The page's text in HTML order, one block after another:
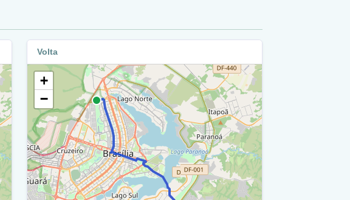
W3 Norte / Ra I
Crn 704/705 / Ra I
W3 Norte / Ra I
N2 / Ra I
W3 Norte / Ra I
Viaduto - Eixo Monumental (Viaduto W3 Sul/ Norte -
Eixo Monumental) / Ra I
Volta
+
−